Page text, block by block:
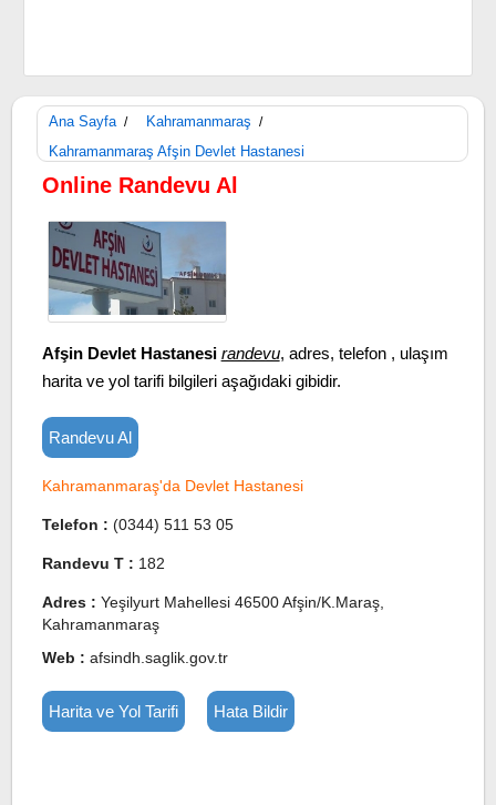
Ana Sayfa / Kahramanmaraş /
Kahramanmaraş Afşin Devlet Hastanesi
Online Randevu Al
Afşin Devlet Hastanesi randevu, adres, telefon , ulaşım
harita ve yol tarifi bilgileri aşağıdaki gibidir.
Randevu Al
Kahramanmaraş'da Devlet Hastanesi
Telefon : (0344) 511 53 05
Randevu T : 182
Adres : Yeşilyurt Mahellesi 46500 Afşin/K.Maraş,
Kahramanmaraş
Web : afsindh.saglik.gov.tr
Harita ve Yol Tarifi Hata Bildir